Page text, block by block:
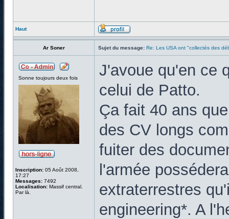
Haut
Ar Soner Sujet du message: Re: Les USA ont "collectés des
Sonne toujours deux fois
Inscription: 05 Août 2008,
17:27
Messages: 7492
Localisation: Massif central.
Par là.
J'avoue qu'en ce
celui de Patto.
Ça fait 40 ans
des CV longs
fuiter des
l'armée
extraterrestres
engineering*. A